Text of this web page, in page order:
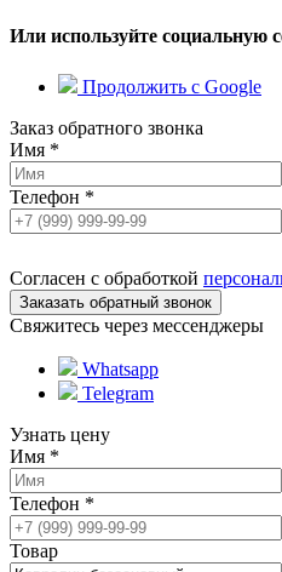
Или используйте социальную
Продолжить с Google
Заказ обратного звонка
Имя *
Телефон *
Согласен с обработкой
Свяжитесь через мессенджеры
Whatsapp
Telegram
Узнать цену
Имя *
Телефон *
Товар